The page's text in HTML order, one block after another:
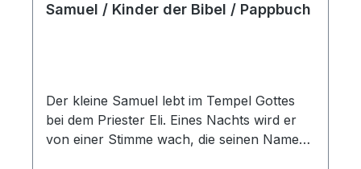
Samuel / Kinder der Bibel / Pappbuch
Der kleine Samuel lebt im Tempel Gottes
bei dem Priester Eli. Eines Nachts wird er
von einer Stimme wach, die seinen Namen